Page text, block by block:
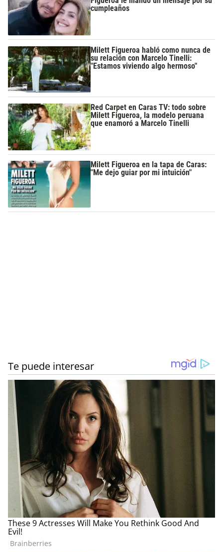
cumpleaños
Milett Figueroa habló como nunca de
su relación con Marcelo Tinelli:
"Estamos viviendo algo hermoso"
Red Carpet en Caras TV: todo sobre
Milett Figueroa, la modelo peruana
que enamoró a Marcelo Tinelli
Milett Figueroa en la tapa de Caras:
"Me dejo guiar por mi intuición"